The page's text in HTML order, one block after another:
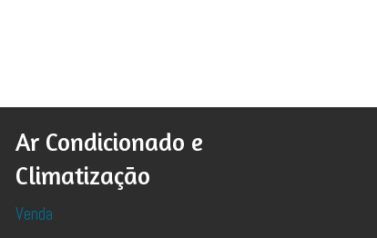
Ar Condicionado e
Climatização
Venda